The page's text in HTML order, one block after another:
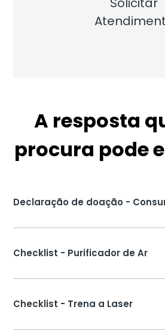
A resposta
procura pode
Declaração de doação -
Checklist - Purificador de Ar
Checklist - Trena a Laser